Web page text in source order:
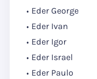
Eder George
Eder Ivan
Eder Igor
Eder Israel
Eder Paulo